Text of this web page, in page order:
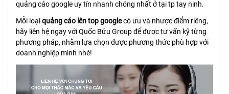
quảng cáo google uy tín nhanh chóng nhất ở tại tp tay ninh.
Mỗi loạiquảng cáo lên top googlecó ưu và nhược điểm riêng,
hãy liên hệ ngay với Quốc Bửu Group để được tư vấn kỹ từng
phương pháp, nhằm lựa chọn được phương thức phù hợp với
doanh nghiệp mình nhé!